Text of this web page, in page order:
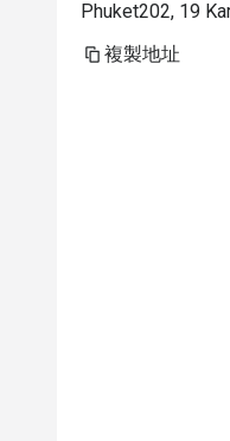
Phuket202, 19
複製地址